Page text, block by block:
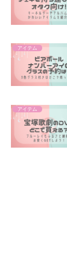
アイテム
アイテム